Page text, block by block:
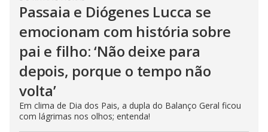
Passaia e Diógenes Lucca se
emocionam com história sobre
pai e filho: ‘Não deixe para
depois, porque o tempo não
volta’
Em clima de Dia dos Pais, a dupla do Balanço Geral ficou
com lágrimas nos olhos; entenda!